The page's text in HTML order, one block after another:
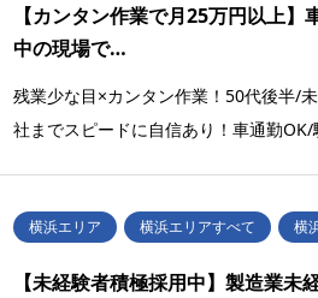
【カンタン作業で月25万円以上
中の現場で…
残業少な目×カンタン作業！50代後半/
社までスピードに自信あり！車通勤
横浜エリア 横浜エリアすべて 横
【未経験者積極採用中】製造業